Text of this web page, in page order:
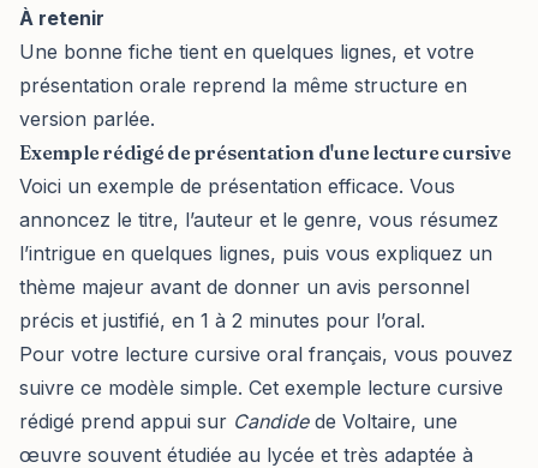
À retenir
Une bonne fiche tient en quelques lignes, et votre
présentation orale reprend la même structure en
version parlée.
Exemple rédigé de présentation d'une lecture cursive
Voici un exemple de présentation efficace. Vous
annoncez le titre, l’auteur et le genre, vous résumez
l’intrigue en quelques lignes, puis vous expliquez un
thème majeur avant de donner un avis personnel
précis et justifié, en 1 à 2 minutes pour l’oral.
Pour votre lecture cursive oral français, vous pouvez
suivre ce modèle simple. Cet exemple lecture cursive
rédigé prend appui sur Candidede Voltaire, une
œuvre souvent étudiée au lycée et très adaptée à